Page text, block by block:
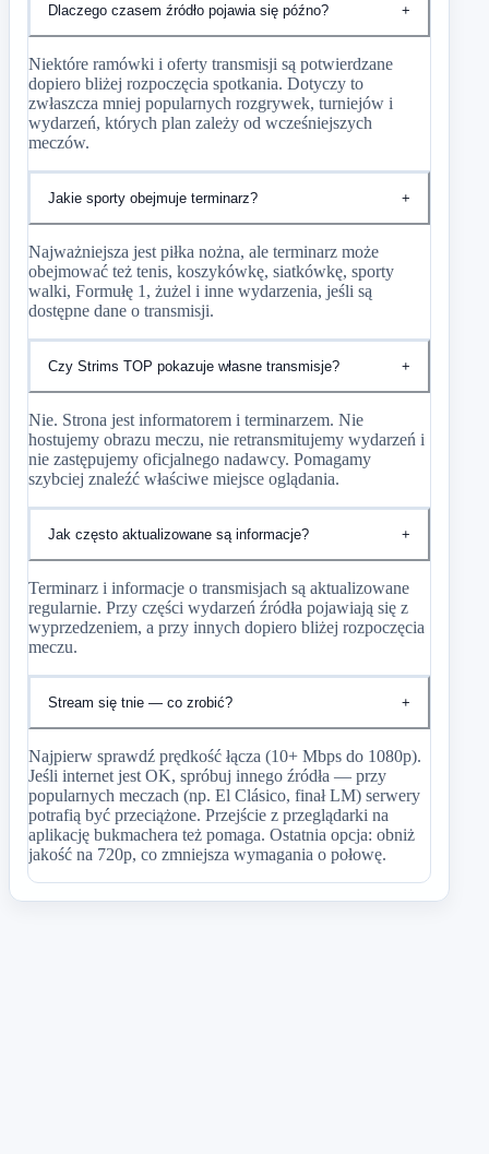
Dlaczego czasem źródło pojawia się późno? +
Niektóre ramówki i oferty transmisji są potwierdzane
dopiero bliżej rozpoczęcia spotkania. Dotyczy to
zwłaszcza mniej popularnych rozgrywek, turniejów i
wydarzeń, których plan zależy od wcześniejszych
meczów.
Jakie sporty obejmuje terminarz? +
Najważniejsza jest piłka nożna, ale terminarz może
obejmować też tenis, koszykówkę, siatkówkę, sporty
walki, Formułę 1, żużel i inne wydarzenia, jeśli są
dostępne dane o transmisji.
Czy Strims TOP pokazuje własne transmisje? +
Nie. Strona jest informatorem i terminarzem. Nie
hostujemy obrazu meczu, nie retransmitujemy wydarzeń i
nie zastępujemy oficjalnego nadawcy. Pomagamy
szybciej znaleźć właściwe miejsce oglądania.
Jak często aktualizowane są informacje? +
Terminarz i informacje o transmisjach są aktualizowane
regularnie. Przy części wydarzeń źródła pojawiają się z
wyprzedzeniem, a przy innych dopiero bliżej rozpoczęcia
meczu.
Stream się tnie — co zrobić? +
Najpierw sprawdź prędkość łącza (10+ Mbps do 1080p).
Jeśli internet jest OK, spróbuj innego źródła — przy
popularnych meczach (np. El Clásico, finał LM) serwery
potrafią być przeciążone. Przejście z przeglądarki na
aplikację bukmachera też pomaga. Ostatnia opcja: obniż
jakość na 720p, co zmniejsza wymagania o połowę.